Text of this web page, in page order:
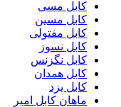
کابل مسی
کابل مسین
کابل مفتولی
کابل نسوز
کابل نگزنس
کابل همدان
کابل یزد
ماهان کابل امیر